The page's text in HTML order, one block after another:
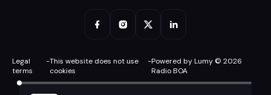
Legal
terms
-This website does not use
cookies
-Powered by Lumy © 2026
Radio BOA